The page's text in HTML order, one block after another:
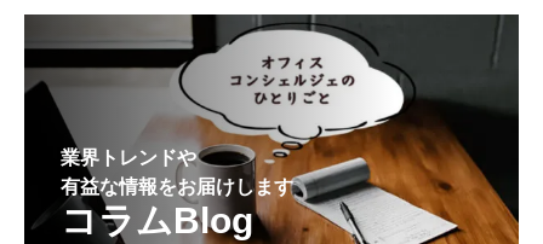
業界トレンドや
有益な情報をお届けします
コラムBlog